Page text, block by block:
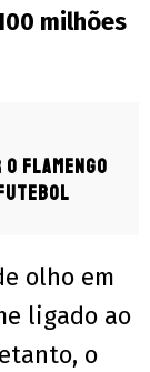
milhões
Flamengo
olho em
ligado ao
o